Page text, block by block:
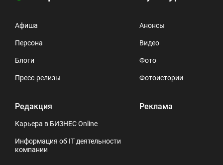
Афиша
Персона
Блоги
Пресс-релизы
Редакция
Карьера в БИЗНЕС Online
Информация об IT деятельности
компании
Анонсы
Видео
Фото
Фотоистории
Реклама